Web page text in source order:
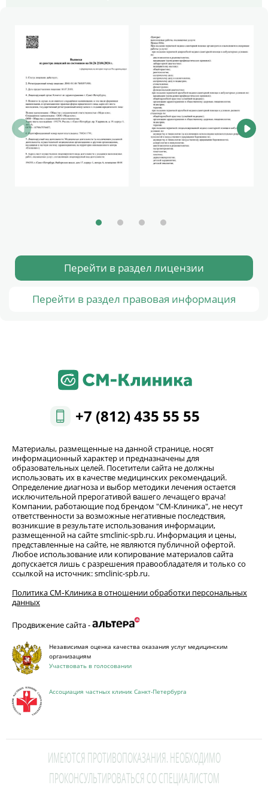
Перейти в раздел лицензии
Перейти в раздел правовая информация
+7 (812) 435 55 55
Материалы, размещенные на данной странице, носят
информационный характер и предназначены для
образовательных целей. Посетители сайта не должны
использовать их в качестве медицинских рекомендаций.
Определение диагноза и выбор методики лечения остается
исключительной прерогативой вашего лечащего врача!
Компании, работающие под брендом "СМ-Клиника", не несут
ответственности за возможные негативные последствия,
возникшие в результате использования информации,
размещенной на сайте smclinic-spb.ru. Информация и цены,
представленные на сайте, не являются публичной офертой.
Любое использование или копирование материалов сайта
допускается лишь с разрешения правообладателя и только со
ссылкой на источник: smclinic-spb.ru.
Политика СМ‑Клиника в отношении обработки персональных
данных
Продвижение сайта -
Независимая оценка качества оказания услуг медицинским
организациям
Участвовать в голосовании
Ассоциация частных клиник Санкт-Петербурга
ИМЕЮТСЯ ПРОТИВОПОКАЗАНИЯ. НЕОБХОДИМО
ПРОКОНСУЛЬТИРОВАТЬСЯ СО СПЕЦИАЛИСТОМ